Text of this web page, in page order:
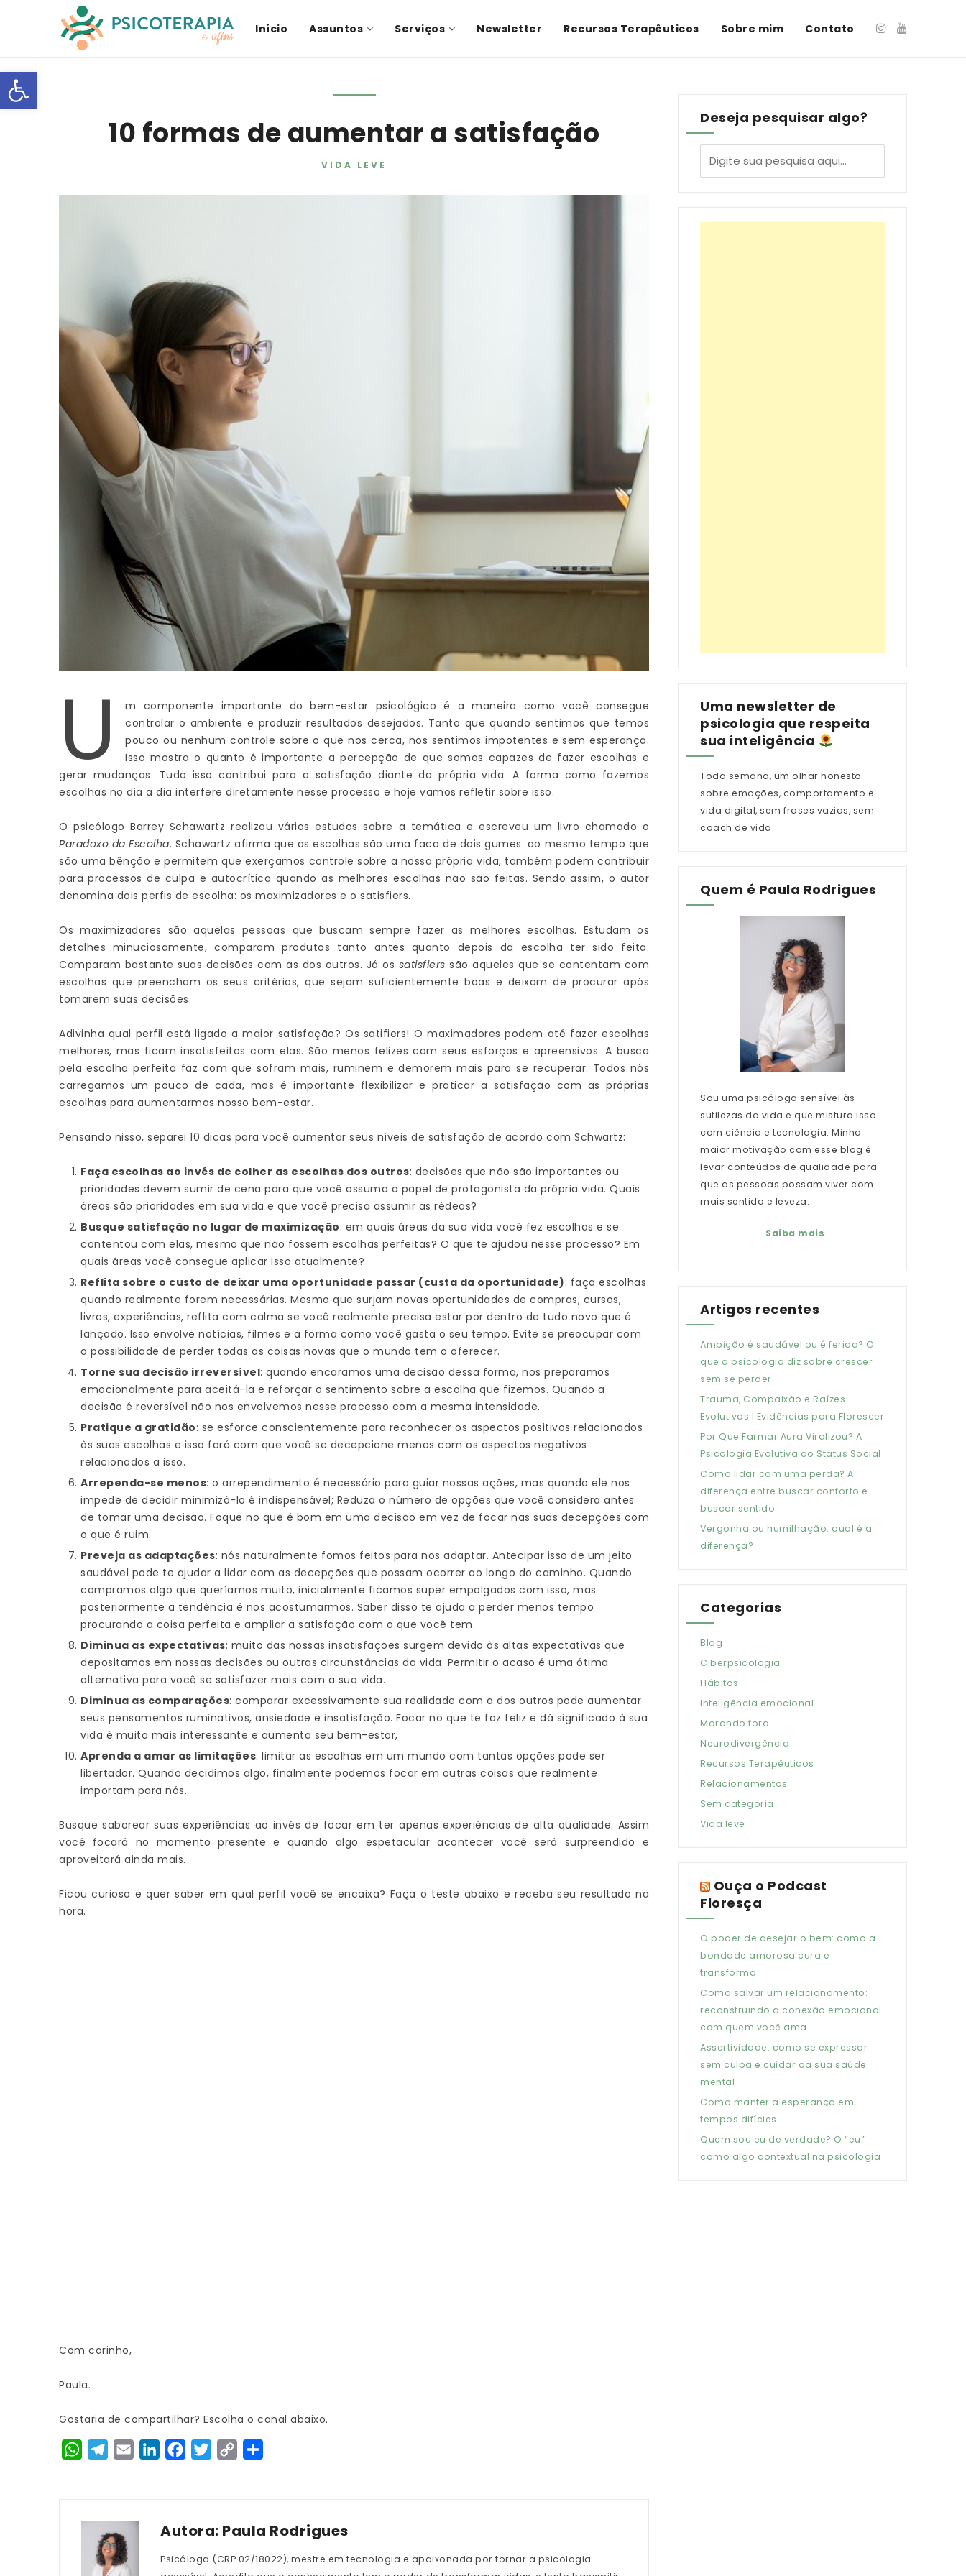
Open toolbar
Início Assuntos Serviços Newsletter Recursos Terapêuticos Sobre mim Contato
10 formas de aumentar a satisfação
VIDA LEVE
U
m componente importante do bem-estar psicológico é a maneira como você consegue
controlar o ambiente e produzir resultados desejados. Tanto que quando sentimos que temos
pouco ou nenhum controle sobre o que nos cerca, nos sentimos impotentes e sem esperança.
Isso mostra o quanto é importante a percepção de que somos capazes de fazer escolhas e
gerar mudanças. Tudo isso contribui para a satisfação diante da própria vida. A forma como fazemos
escolhas no dia a dia interfere diretamente nesse processo e hoje vamos refletir sobre isso.
O psicólogo Barrey Schawartz realizou vários estudos sobre a temática e escreveu um livro chamado o
Paradoxo da Escolha. Schawartz afirma que as escolhas são uma faca de dois gumes: ao mesmo tempo que
são uma bênção e permitem que exerçamos controle sobre a nossa própria vida, também podem contribuir
para processos de culpa e autocrítica quando as melhores escolhas não são feitas. Sendo assim, o autor
denomina dois perfis de escolha: os maximizadores e o satisfiers.
Os maximizadores são aquelas pessoas que buscam sempre fazer as melhores escolhas. Estudam os
detalhes minuciosamente, comparam produtos tanto antes quanto depois da escolha ter sido feita.
Comparam bastante suas decisões com as dos outros. Já os satisfiers são aqueles que se contentam com
escolhas que preencham os seus critérios, que sejam suficientemente boas e deixam de procurar após
tomarem suas decisões.
Adivinha qual perfil está ligado a maior satisfação? Os satifiers! O maximadores podem até fazer escolhas
melhores, mas ficam insatisfeitos com elas. São menos felizes com seus esforços e apreensivos. A busca
pela escolha perfeita faz com que sofram mais, ruminem e demorem mais para se recuperar. Todos nós
carregamos um pouco de cada, mas é importante flexibilizar e praticar a satisfação com as próprias
escolhas para aumentarmos nosso bem-estar.
Pensando nisso, separei 10 dicas para você aumentar seus níveis de satisfação de acordo com Schwartz:
Faça escolhas ao invés de colher as escolhas dos outros: decisões que não são importantes ou
prioridades devem sumir de cena para que você assuma o papel de protagonista da própria vida. Quais
áreas são prioridades em sua vida e que você precisa assumir as rédeas?
Busque satisfação no lugar de maximização: em quais áreas da sua vida você fez escolhas e se
contentou com elas, mesmo que não fossem escolhas perfeitas? O que te ajudou nesse processo? Em
quais áreas você consegue aplicar isso atualmente?
Reflita sobre o custo de deixar uma oportunidade passar (custa da oportunidade): faça escolhas
quando realmente forem necessárias. Mesmo que surjam novas oportunidades de compras, cursos,
livros, experiências, reflita com calma se você realmente precisa estar por dentro de tudo novo que é
lançado. Isso envolve notícias, filmes e a forma como você gasta o seu tempo. Evite se preocupar com
a possibilidade de perder todas as coisas novas que o mundo tem a oferecer.
Torne sua decisão irreversível: quando encaramos uma decisão dessa forma, nos preparamos
emocionalmente para aceitá-la e reforçar o sentimento sobre a escolha que fizemos. Quando a
decisão é reversível não nos envolvemos nesse processo com a mesma intensidade.
Pratique a gratidão: se esforce conscientemente para reconhecer os aspectos positivos relacionados
às suas escolhas e isso fará com que você se decepcione menos com os aspectos negativos
relacionados a isso.
Arrependa-se menos: o arrependimento é necessário para guiar nossas ações, mas quando ele nos
impede de decidir minimizá-lo é indispensável; Reduza o número de opções que você considera antes
de tomar uma decisão. Foque no que é bom em uma decisão em vez de focar nas suas decepções com
o que é ruim.
Preveja as adaptações: nós naturalmente fomos feitos para nos adaptar. Antecipar isso de um jeito
saudável pode te ajudar a lidar com as decepções que possam ocorrer ao longo do caminho. Quando
compramos algo que queríamos muito, inicialmente ficamos super empolgados com isso, mas
posteriormente a tendência é nos acostumarmos. Saber disso te ajuda a perder menos tempo
procurando a coisa perfeita e ampliar a satisfação com o que você tem.
Diminua as expectativas: muito das nossas insatisfações surgem devido às altas expectativas que
depositamos em nossas decisões ou outras circunstâncias da vida. Permitir o acaso é uma ótima
alternativa para você se satisfazer mais com a sua vida.
Diminua as comparações: comparar excessivamente sua realidade com a dos outros pode aumentar
seus pensamentos ruminativos, ansiedade e insatisfação. Focar no que te faz feliz e dá significado à sua
vida é muito mais interessante e aumenta seu bem-estar,
Aprenda a amar as limitações: limitar as escolhas em um mundo com tantas opções pode ser
libertador. Quando decidimos algo, finalmente podemos focar em outras coisas que realmente
importam para nós.
Busque saborear suas experiências ao invés de focar em ter apenas experiências de alta qualidade. Assim
você focará no momento presente e quando algo espetacular acontecer você será surpreendido e
aproveitará ainda mais.
Ficou curioso e quer saber em qual perfil você se encaixa? Faça o teste abaixo e receba seu resultado na
hora.
Com carinho,
Paula.
Gostaria de compartilhar? Escolha o canal abaixo.
WhatsApp
Telegram
Email LinkedInFacebookTwitter
Copy
Autora: Paula Rodrigues
Psicóloga (CRP 02/18022), mestre em tecnologia e apaixonada por tornar a psicologia
Deseja pesquisar algo?
Uma newsletter de
psicologia que respeita
sua inteligência
Toda semana, um olhar honesto
sobre emoções, comportamento e
vida digital, sem frases vazias, sem
coach de vida.
Quem é Paula Rodrigues
Sou uma psicóloga sensível às
sutilezas da vida e que mistura isso
com ciência e tecnologia. Minha
maior motivação com esse blog é
levar conteúdos de qualidade para
que as pessoas possam viver com
mais sentido e leveza.
Saiba mais
Artigos recentes
Ambição é saudável ou é ferida? O
que a psicologia diz sobre crescer
sem se perder
Trauma, Compaixão e Raízes
Evolutivas | Evidências para Florescer
Por Que Farmar Aura Viralizou? A
Psicologia Evolutiva do Status Social
Como lidar com uma perda? A
diferença entre buscar conforto e
buscar sentido
Vergonha ou humilhação: qual é a
diferença?
Categorias
Blog
Ciberpsicologia
Hábitos
Inteligência emocional
Morando fora
Neurodivergência
Recursos Terapêuticos
Relacionamentos
Sem categoria
Vida leve
Ouça o Podcast
Floresça
O poder de desejar o bem: como a
bondade amorosa cura e
transforma
Como salvar um relacionamento:
reconstruindo a conexão emocional
com quem você ama
Assertividade: como se expressar
sem culpa e cuidar da sua saúde
mental
Como manter a esperança em
tempos difícies
Quem sou eu de verdade? O “eu”
como algo contextual na psicologia